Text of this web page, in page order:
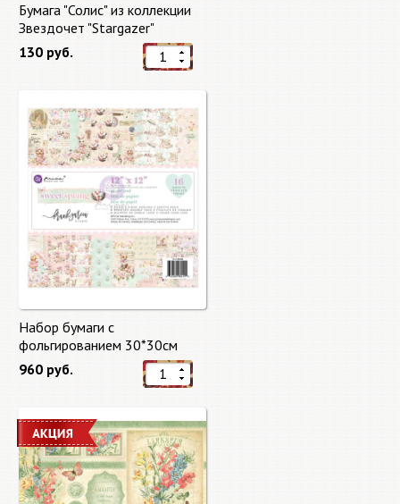
Бумага "Солис" из коллекции
Звездочет "Stargazer"
130 руб.
Набор бумаги с
фольгированием 30*30см
Сладкая весна "Sweet Spring"
8 листов Prima Marketing
960 руб.